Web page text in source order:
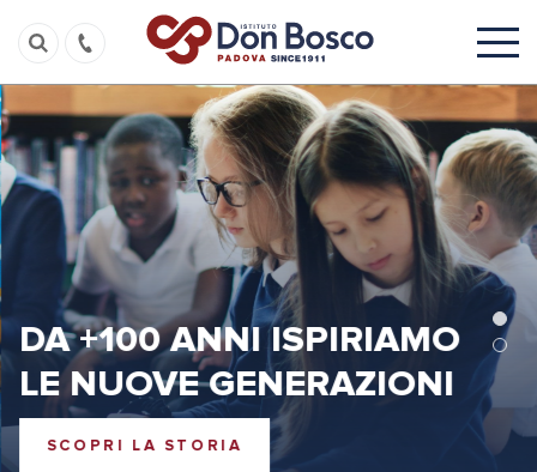
DA +100 ANNI ISPIRIAMO
LE NUOVE GENERAZIONI
SCOPRI LA STORIA